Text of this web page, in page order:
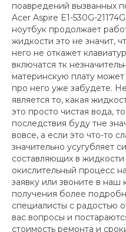
поавредений вызванных
Acer Aspire E1-530G-
ноутбук продолжает
жидкости это не значит,
него не откажет
включатся тк
материнскую плату может
про него уже забудете.
является то, какая
это просто чистая вода,
последствия буду тне
вовсе, а если это что-то
значительно усугубляет
составляющих в
окислительный процесс
заявку или звоните в наш
получения более
специалисты с радостью
вас вопросы и
стоимость ремонта и